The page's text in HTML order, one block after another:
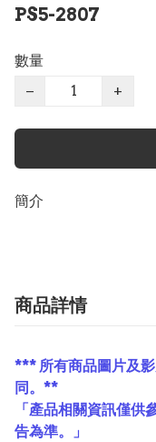
PS5-2807
數量
−
+
簡介
商品詳情
*** 所有商品圖片及
同。**
「產品相關資訊僅
告為準。」